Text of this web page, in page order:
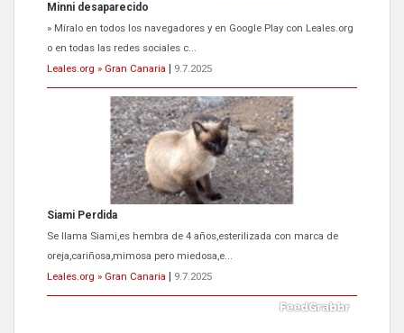
Siami Perdida
Se llama Siami,es hembra de 4 años,esterilizada con marca de
oreja,cariñosa,mimosa pero miedosa,e...
Leales.org » Gran Canaria
9.7.2025
ADOPCIÓN URGENTE GATA TEROR GRAN CANARIA
El ayuntamiento se va a llevar a Los Gatos callejeros de la zona los
próximos días, ella incluida...
Leales.org » Gran Canaria
9.7.2025